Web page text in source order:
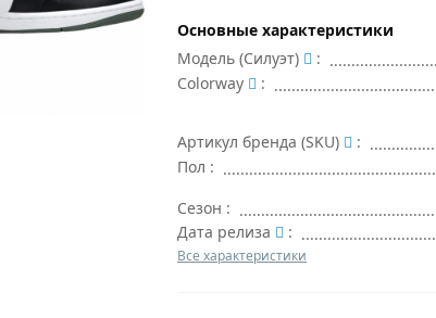
Основные характеристики
Модель (Силуэт)
:
Colorway
:
Артикул бренда (SKU)
:
Пол :
Сезон :
Дата релиза
:
Все характеристики